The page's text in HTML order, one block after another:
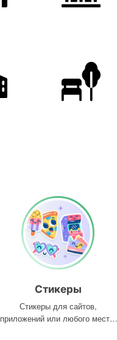
Стикеры
Стикеры для сайтов,
приложений или любого места,